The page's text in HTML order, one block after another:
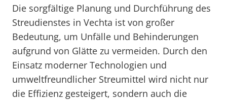
Die sorgfältige Planung und Durchführung des
Streudienstes in Vechta ist von großer
Bedeutung, um Unfälle und Behinderungen
aufgrund von Glätte zu vermeiden. Durch den
Einsatz moderner Technologien und
umweltfreundlicher Streumittel wird nicht nur
die Effizienz gesteigert, sondern auch die